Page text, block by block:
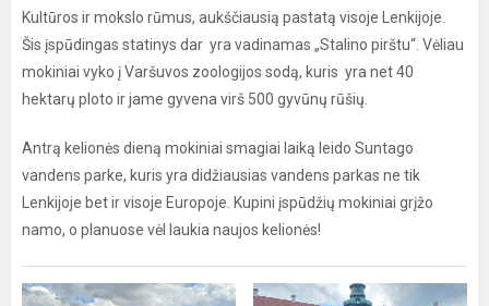
Kultūros ir mokslo rūmus, aukščiausią pastatą visoje Lenkijoje.
Šis įspūdingas statinys dar yra vadinamas „Stalino pirštu“. Vėliau
mokiniai vyko į Varšuvos zoologijos sodą, kuris yra net 40
hektarų ploto ir jame gyvena virš 500 gyvūnų rūšių.
Antrą kelionės dieną mokiniai smagiai laiką leido Suntago
vandens parke, kuris yra didžiausias vandens parkas ne tik
Lenkijoje bet ir visoje Europoje. Kupini įspūdžių mokiniai grįžo
namo, o planuose vėl laukia naujos kelionės!